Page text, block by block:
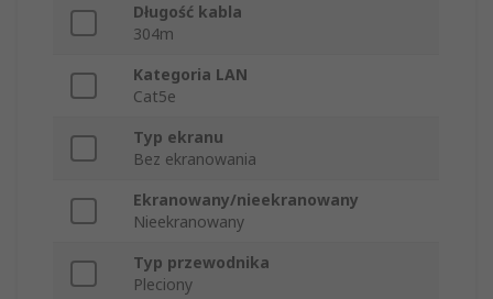
Długość kabla
304m
Kategoria LAN
Cat5e
Typ ekranu
Bez ekranowania
Ekranowany/nieekranowany
Nieekranowany
Typ przewodnika
Pleciony